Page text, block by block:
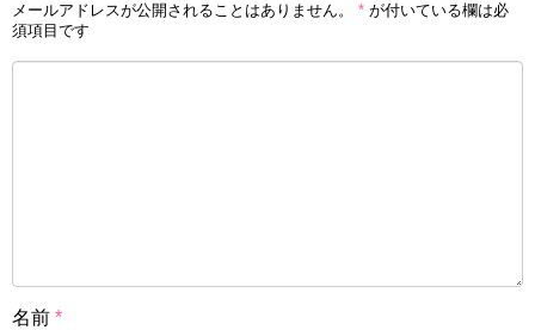
メールアドレスが公開されることはありません。 * が付いている欄は必
須項目です
名前 *